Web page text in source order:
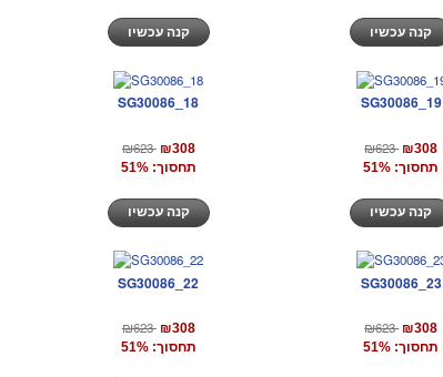
קנה עכשיו
SG30086_18
₪623 ₪308
תחסוך: 51%
קנה עכשיו
SG30086_19
₪623 ₪308
תחסוך: 51%
SG30086_22
₪623 ₪308
תחסוך: 51%
SG30086_23
₪623 ₪308
תחסוך: 51%